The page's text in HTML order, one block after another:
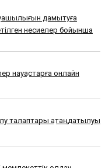
дамытуға
несиелер бойынша
науқастарға онлайн
талаптары қатаңдатылуы